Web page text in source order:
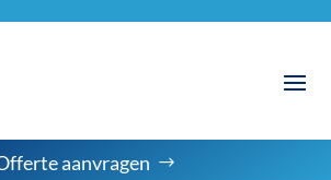
aanvragen